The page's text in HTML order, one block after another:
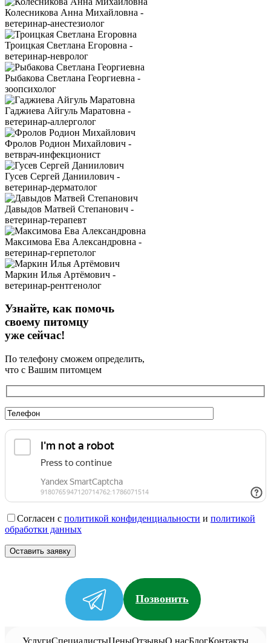
Колесникова Анна Михайловна -
ветеринар-анестезиолог
Троицкая Светлана Егоровна -
ветеринар-невролог
Рыбакова Светлана Георгиевна -
зоопсихолог
Гаджиева Айгуль Маратовна -
ветеринар-аллерголог
Фролов Родион Михайлович -
ветврач-инфекционист
Гусев Сергей Даниилович -
ветеринар-дерматолог
Давыдов Матвей Степанович -
ветеринар-терапевт
Максимова Ева Александровна -
ветеринар-герпетолог
Маркин Илья Артёмович -
ветеринар-рентгенолог
Узнайте, как помочь
своему питомцу
уже сейчас!
По телефону сможем определить,
что с Вашим питомцем
Согласен с политикой конфиденциальности и политикой
обработки данных
Позвонить
УслугиСпециалистыЦеныОтзывыО насБлогКонтакты